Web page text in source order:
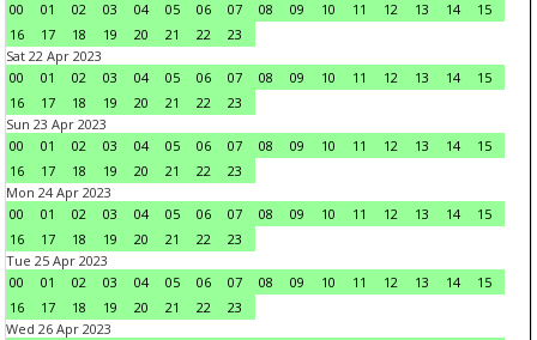
00 01 02 03 04 05 06 07 08 09 10 11 12 13 14
15
16
17 18 19 20 21 22
23
Sat 22 Apr 2023
00
01 02 03 04 05 06 07 08 09 10 11 12 13 14
15
16
17 18 19 20 21 22
23
Sun 23 Apr 2023
00
01 02 03 04 05 06 07 08 09 10 11 12 13 14
15
16
17 18 19 20 21 22
23
Mon 24 Apr 2023
00
01 02 03 04 05 06 07 08 09 10 11 12 13 14
15
16
17 18 19 20 21 22
23
Tue 25 Apr 2023
00
01 02 03 04 05 06 07 08 09 10 11 12 13 14
15
16
17 18 19 20 21 22
23
Wed 26 Apr 2023